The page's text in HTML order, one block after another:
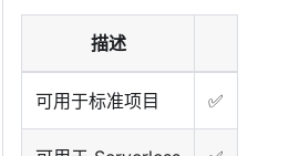
描述
可用于标准项目 ✅